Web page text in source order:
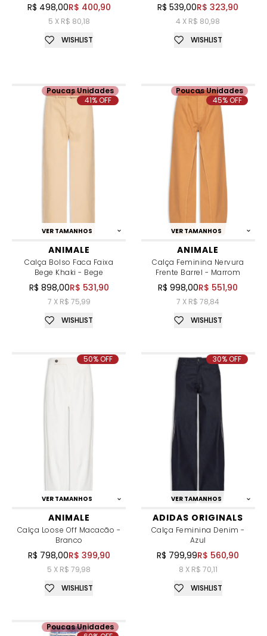
R$ 498,00R$ 400,90
5 X R$ 80,18
WISHLIST
R$ 539,00R$ 323,90
4 X R$ 80,98
WISHLIST
VER TAMANHOS
ANIMALE
Calça Bolso Faca Faixa
Bege Khaki - Bege
R$ 898,00R$ 531,90
7 X R$ 75,99
Poucas Unidades
41% OFF
WISHLIST
VER TAMANHOS
ANIMALE
Calça Feminina Nervura
Frente Barrel - Marrom
R$ 998,00R$ 551,90
7 X R$ 78,84
Poucas Unidades
45% OFF
WISHLIST
VER TAMANHOS
ANIMALE
Calça Loose Off Macacão -
Branco
R$ 798,00R$ 399,90
5 X R$ 79,98
50% OFF
WISHLIST
VER TAMANHOS
ADIDAS ORIGINALS
Calça Feminina Denim -
Azul
R$ 799,99R$ 560,90
8 X R$ 70,11
30% OFF
WISHLIST
Poucas Unidades